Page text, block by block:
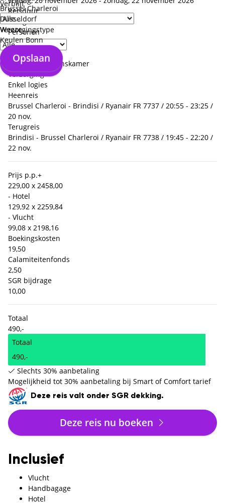
Verblijf
Verzorgingstype
Opslaan
Brussel Charleroi
Düsseldorf
Weeze
Keulen Bonn
Opslaan
Reisduur
3 dagen / 2 nachten
Personen
2
Kamers
1 x Tweepersoonskamer
Verzorging
Enkel logies
Heenreis
Brussel Charleroi - Brindisi / Ryanair FR 7737 / 20:55 - 23:25 /
20 nov.
Terugreis
Brindisi - Brussel Charleroi / Ryanair FR 7738 / 19:45 - 22:20 /
22 nov.
Prijs p.p.+
229,00 x 2458,00
- Hotel
129,92 x 2259,84
- Vlucht
99,08 x 2198,16
Boekingskosten
19,50
Calamiteitenfonds
2,50
SGR bijdrage
10,00
Totaal
490,-
Totaal
490,-
Slechts 30% aanbetaling
Mogelijkheid tot 30% aanbetaling bij Smart of Comfort tarief
Deze reis valt onder SGR dekking.
Deze reis nu boeken
Inclusief
Vlucht
Handbagage
Hotel